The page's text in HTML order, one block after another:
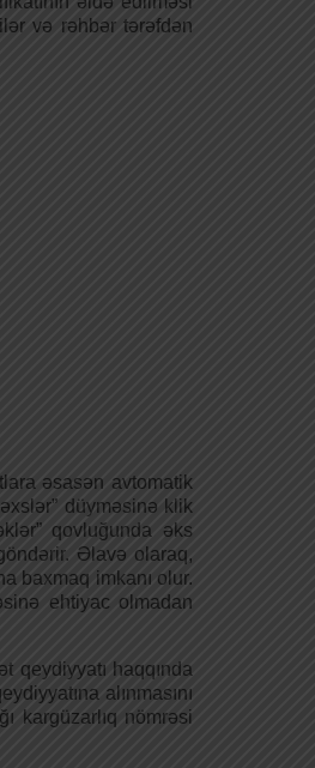
və rəhbər tərəfdən
əsasən avtomatik
düyməsinə klik
qovluğunda əks
Əlavə olaraq,
baxmaq imkanı olur.
ehtiyac olmadan
qeydiyyatı haqqında
alınmasını
kargüzarlıq nömrəsi